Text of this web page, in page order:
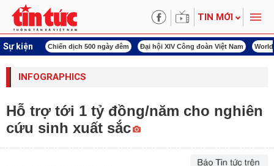
TIN MỚI
Sự kiện
mạng Chiến dịch 500 ngày đêm Đại hội XIV Công đoàn Việt Nam
INFOGRAPHICS
Hỗ trợ tới 1 tỷ đồng/năm cho nghiên
cứu sinh xuất sắc